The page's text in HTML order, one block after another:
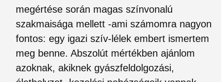
megértése során magas színvonalú
szakmaisága mellett -ami számomra nagyon
fontos: egy igazi szív-lélek embert ismertem
meg benne. Abszolút mértékben ajánlom
azoknak, akiknek gyászfeldolgozási,